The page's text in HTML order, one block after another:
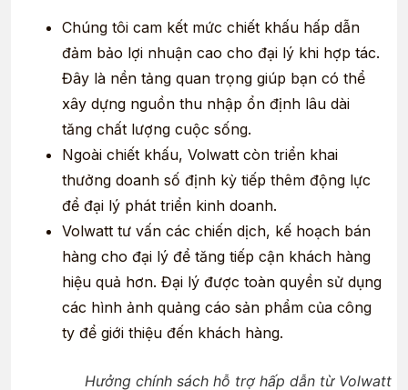
Chúng tôi cam kết mức chiết khấu hấp dẫn
đảm bảo lợi nhuận cao cho đại lý khi hợp tác.
Đây là nền tảng quan trọng giúp bạn có thể
xây dựng nguồn thu nhập ổn định lâu dài
tăng chất lượng cuộc sống.
Ngoài chiết khấu, Volwatt còn triển khai
thưởng doanh số định kỳ tiếp thêm động lực
để đại lý phát triển kinh doanh.
Volwatt tư vấn các chiến dịch, kế hoạch bán
hàng cho đại lý để tăng tiếp cận khách hàng
hiệu quả hơn. Đại lý được toàn quyền sử dụng
các hình ảnh quảng cáo sản phẩm của công
ty để giới thiệu đến khách hàng.
Hưởng chính sách hỗ trợ hấp dẫn từ Volwatt